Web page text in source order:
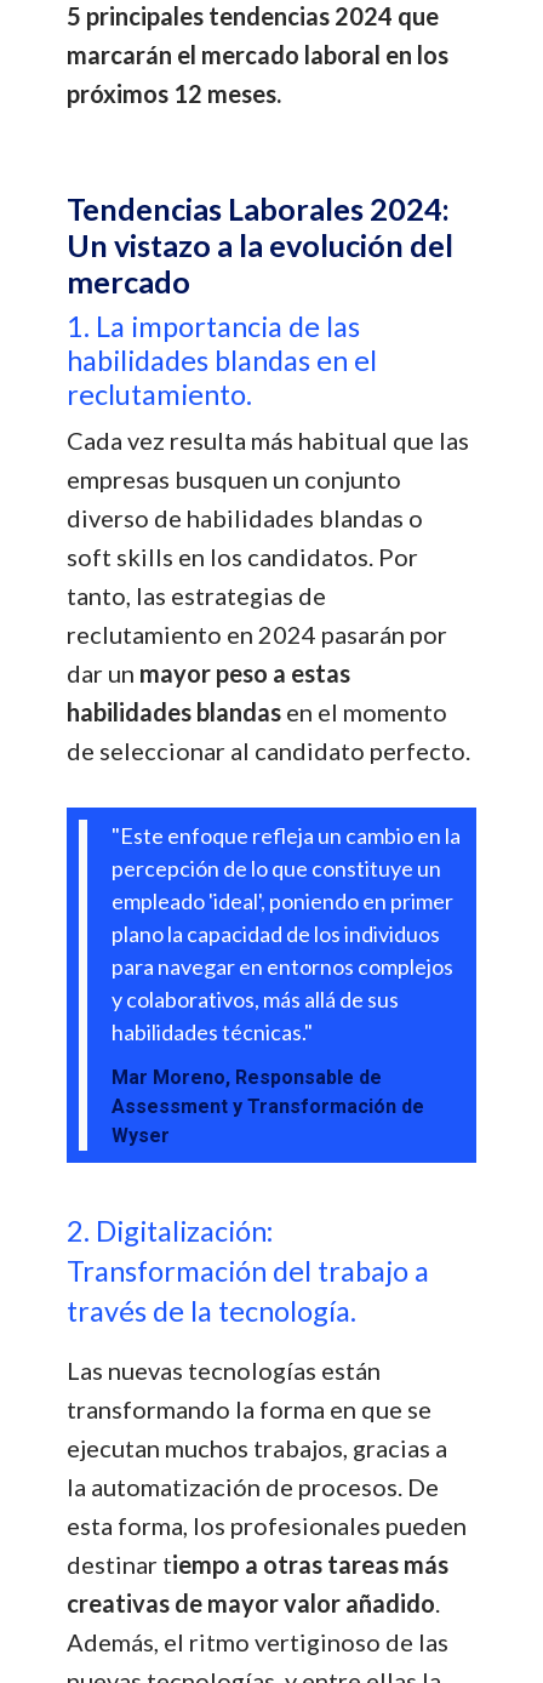
5 principales tendencias 2024 que
marcarán el mercado laboral en los
próximos 12 meses.
Tendencias Laborales 2024:
Un vistazo a la evolución del
mercado
1. La importancia de las
habilidades blandas en el
reclutamiento.
Cada vez resulta más habitual que las
empresas busquen un conjunto
diverso de habilidades blandas o
soft skills en los candidatos. Por
tanto, las estrategias de
reclutamiento en 2024 pasarán por
dar un mayor peso a estas
habilidades blandasen el momento
de seleccionar al candidato perfecto.
"Este enfoque refleja un cambio en la
percepción de lo que constituye un
empleado 'ideal', poniendo en primer
plano la capacidad de los individuos
para navegar en entornos complejos
y colaborativos, más allá de sus
habilidades técnicas."
Mar Moreno, Responsable de
Assessment y Transformación de
Wyser
2. Digitalización:
Transformación del trabajo a
través de la tecnología.
Las nuevas tecnologías están
transformando la forma en que se
ejecutan muchos trabajos, gracias a
la automatización de procesos. De
esta forma, los profesionales pueden
destinar tiempo a otras tareas más
creativas de mayor valor añadido.
Además, el ritmo vertiginoso de las